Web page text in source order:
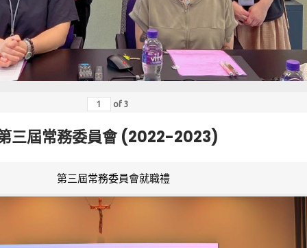
of 3
三屆常務委員會 (2022-2023)
第三屆常務委員會就職禮